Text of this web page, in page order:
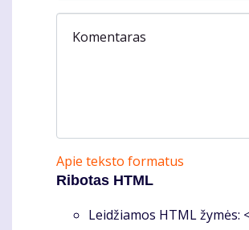
Komentaras
Apie teksto formatus
Ribotas HTML
Leidžiamos HTML žymės: